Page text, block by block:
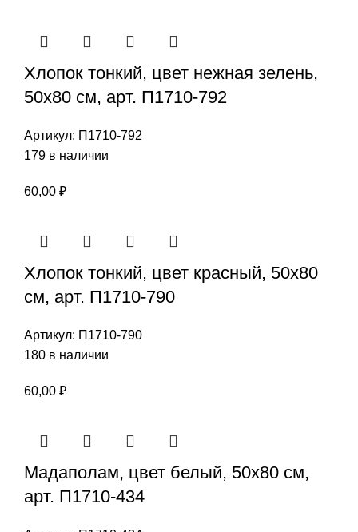
Хлопок тонкий, цвет нежная зелень,
50х80 см, арт. П1710-792
Артикул: П1710-792
179 в наличии
60,00 ₽
Хлопок тонкий, цвет красный, 50х80
см, арт. П1710-790
Артикул: П1710-790
180 в наличии
60,00 ₽
Мадаполам, цвет белый, 50х80 см,
арт. П1710-434